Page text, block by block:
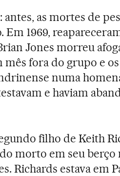
antes, as mortes de
Em 1969,
Jones morreu
mês fora do grupo e
numa
e haviam
filho de Keith
morto em seu berço
Richards estava em